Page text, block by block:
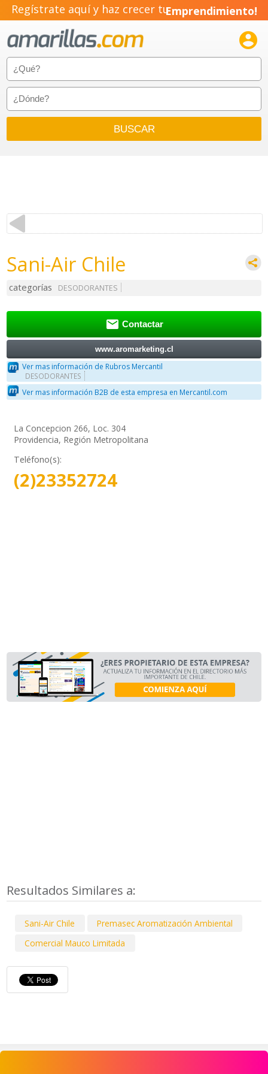
Regístrate aquí y haz crecer tuEmprendimiento!

Sani-Air Chile
categorías DESODORANTES
 Contactar
www.aromarketing.cl
Ver mas información de Rubros Mercantil
DESODORANTES
Ver mas información B2B de esta empresa en Mercantil.com
La Concepcion 266, Loc. 304
Providencia, Región Metropolitana
Teléfono(s):
(2)23352724
Resultados Similares a:
Sani-Air Chile
Premasec Aromatización Ambiental
Comercial Mauco Limitada